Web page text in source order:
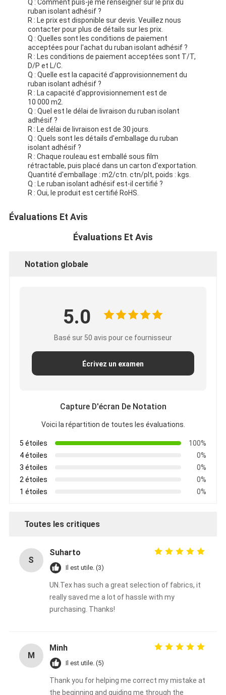
Q : Comment puis-je me renseigner sur le prix du
ruban isolant adhésif ?
R : Le prix est disponible sur devis. Veuillez nous
contacter pour plus de détails sur les prix.
Q : Quelles sont les conditions de paiement
acceptées pour l'achat du ruban isolant adhésif ?
R : Les conditions de paiement acceptées sont T/T,
D/P et L/C.
Q : Quelle est la capacité d'approvisionnement du
ruban isolant adhésif ?
R : La capacité d'approvisionnement est de
10 000 m2.
Q : Quel est le délai de livraison du ruban isolant
adhésif ?
R : Le délai de livraison est de 30 jours.
Q : Quels sont les détails d'emballage du ruban
isolant adhésif ?
R : Chaque rouleau est emballé sous film
rétractable, puis placé dans un carton d'exportation.
Quantité d'emballage : m2/ctn. ctn/plt, poids : kgs.
Q : Le ruban isolant adhésif est-il certifié ?
R : Oui, le produit est certifié RoHS.
Évaluations Et Avis
Évaluations Et Avis
Notation globale
5.0
Basé sur 50 avis pour ce fournisseur
Écrivez un examen
Capture D'écran De Notation
Voici la répartition de toutes les évaluations.
5 étoiles
100%
4 étoiles
0%
3 étoiles
0%
2 étoiles
0%
1 étoiles
0%
Toutes les critiques
S
Suharto
Il est utile. (3)
UN.Tex has such a great selection of fabrics, it
really saved me a lot of hassle with my
purchasing. Thanks!
M
Minh
Il est utile. (5)
Thank you for helping me correct my mistake at
the beginning and guiding me through the